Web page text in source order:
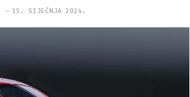
15. SIJEČNJA 2024.